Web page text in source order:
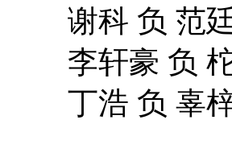
谢科 负 范
李轩豪 负
丁浩 负 辜